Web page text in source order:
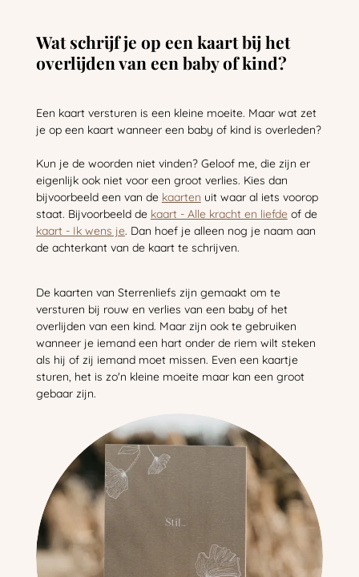
Wat schrijf je op een kaart bij het
overlijden van een baby of kind?
Een kaart versturen is een kleine moeite. Maar wat zet
je op een kaart wanneer een baby of kind is overleden?
Kun je de woorden niet vinden? Geloof me, die zijn er
eigenlijk ook niet voor een groot verlies. Kies dan
bijvoorbeeld een van de kaarten uit waar al iets voorop
staat. Bijvoorbeeld de kaart - Alle kracht en liefdeof de
kaart - Ik wens je. Dan hoef je alleen nog je naam aan
de achterkant van de kaart te schrijven.
De kaarten van Sterrenliefs zijn gemaakt om te
versturen bij rouw en verlies van een baby of het
overlijden van een kind. Maar zijn ook te gebruiken
wanneer je iemand een hart onder de riem wilt steken
als hij of zij iemand moet missen. Even een kaartje
sturen, het is zo'n kleine moeite maar kan een groot
gebaar zijn.